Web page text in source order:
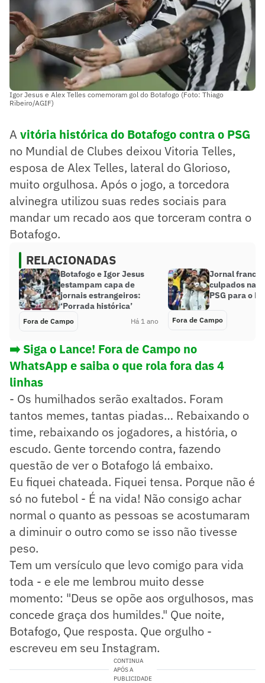
Igor Jesus e Alex Telles comemoram gol do Botafogo (Foto: Thiago
Ribeiro/AGIF)
Avitória histórica do Botafogo contra o PSG
no Mundial de Clubes deixou Vitoria Telles,
esposa de Alex Telles, lateral do Glorioso,
muito orgulhosa. Após o jogo, a torcedora
alvinegra utilizou suas redes sociais para
mandar um recado aos que torceram contra o
Botafogo.
RELACIONADAS
Botafogo e Igor Jesus
estampam capa de
jornais estrangeiros:
‘Porrada histórica’
Fora de Campo Há 1 ano
Jornal
culpados na
PSG para o
Fora de Campo
➡️ Siga o Lance! Fora de Campo no
WhatsApp e saiba o que rola fora das 4
linhas
- Os humilhados serão exaltados. Foram
tantos memes, tantas piadas… Rebaixando o
time, rebaixando os jogadores, a história, o
escudo. Gente torcendo contra, fazendo
questão de ver o Botafogo lá embaixo.
Eu fiquei chateada. Fiquei tensa. Porque não é
só no futebol - É na vida! Não consigo achar
normal o quanto as pessoas se acostumaram
a diminuir o outro como se isso não tivesse
peso.
Tem um versículo que levo comigo para vida
toda - e ele me lembrou muito desse
momento: "Deus se opõe aos orgulhosos, mas
concede graça dos humildes." Que noite,
Botafogo, Que resposta. Que orgulho -
escreveu em seu Instagram.
CONTINUA
APÓS A
PUBLICIDADE